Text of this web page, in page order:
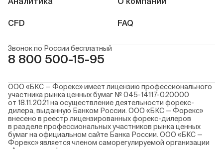
CFD FAQ
Звонок по России бесплатный
8 800 500-15-95
ООО «БКС — Форекс» имеет лицензию профессионального
участника рынка ценных бумаг № 045-14117-020000
от 18.11.2021 на осуществление деятельности форекс-
дилера, выданную Банком России. ООО «БКС — Форекс»
внесено в реестр лицензированных форекс-дилеров
в разделе профессиональных участников рынка ценных
бумаг на официальном сайте Банка России. ООО «БКС —
Форекс» является членом саморегулируемой организации